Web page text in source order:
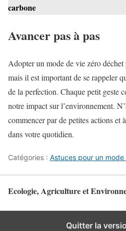
carbone
Avancer pas à pas
Adopter un mode de vie zéro
mais il est important de se rappeler
de la perfection. Chaque petit geste
notre impact sur l’environnement.
commencer par de petites actions et
dans votre quotidien.
Catégories : Astuces pour un
Ecologie, Agriculture et
Quitter la